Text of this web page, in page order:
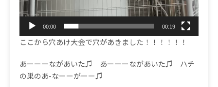
00:00 00:19
ここから穴あけ大会で穴があきました！！！！！！
あーーーながあいた♫ あーーーながあいた♫ ハチ
の巣のあ-なーーがーー♫